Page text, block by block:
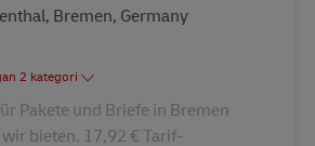
Bremen, Germany
2 kategori
Pakete und Briefe in Bremen
bieten. 17,92 € Tarif-